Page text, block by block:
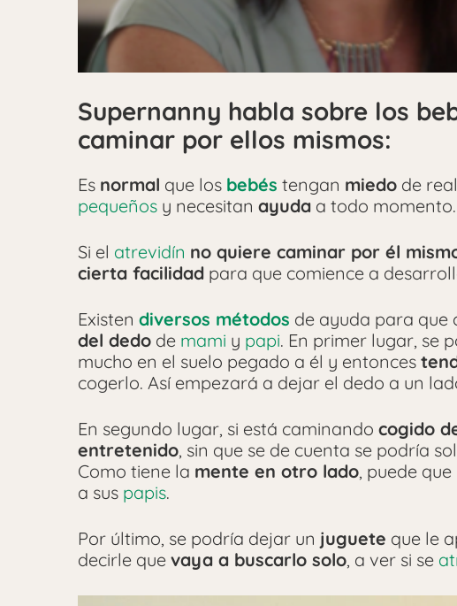
Supernanny habla sobre los
caminar por ellos mismos:
Es normal que los bebés tengan miedo de
pequeños y necesitan ayuda a todo momento.
Si el atrevidín no quiere caminar por él
cierta facilidad para que comience a
Existen diversos métodos de ayuda para que
del dedo de mami y papi. En primer lugar, se
mucho en el suelo pegado a él y entonces
cogerlo. Así empezará a dejar el dedo a un
En segundo lugar, si está caminando cogido
entretenido, sin que se de cuenta se podría
Como tiene la mente en otro lado, puede
a sus papis.
Por último, se podría dejar un juguete que le
decirle que vaya a buscarlo solo, a ver si se